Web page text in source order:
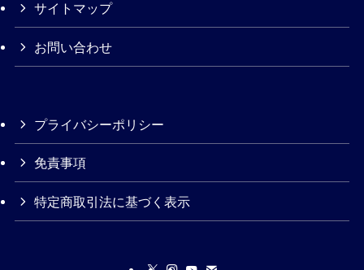
サイトマップ
お問い合わせ
プライバシーポリシー
免責事項
特定商取引法に基づく表示